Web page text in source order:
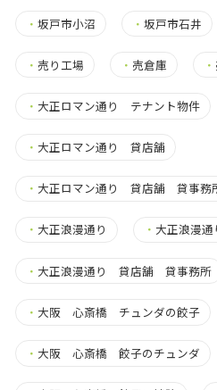
・ 坂戸市小沼 ・坂戸市石井
・ 売り工場 ・ 売倉庫 ・
・ 大正ロマン通り テナント物件
・ 大正ロマン通り 貸店舗
・ 大正ロマン通り 貸店舗 貸事務
・ 大正浪漫通り ・ 大正浪漫
・ 大正浪漫通り 貸店舗 貸事務所
・ 大阪 心斎橋 チュンダの餃子
・ 大阪 心斎橋 餃子のチュンダ